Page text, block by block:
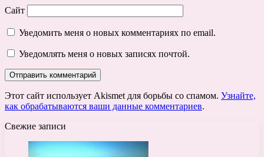
Сайт
Уведомить меня о новых комментариях по email.
Уведомлять меня о новых записях почтой.
Этот сайт использует Akismet для борьбы со спамом. Узнайте,
как обрабатываются ваши данные комментариев.
Свежие записи